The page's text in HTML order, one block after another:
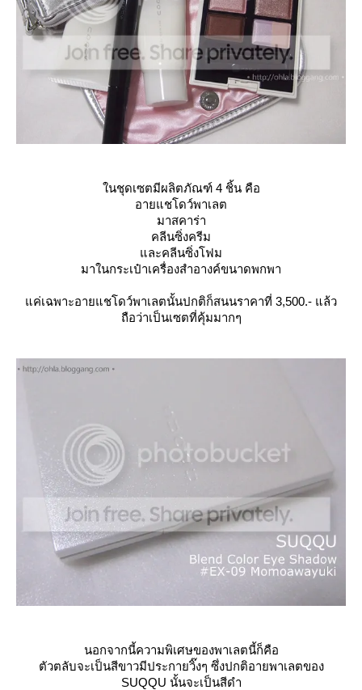
นชุดเซตมีผลิตภัณฑ์ 4 ชิ้น คือ
อายแชโดว์พาเลต
มาสคาร่า
คลีนซิ่งครีม
ละคลีนซิ่งโฟม
มาในกระเป๋าเครื่องสำอางค์ขนาดพกพา
ค่เฉพาะอายแชโดว์พาเลตนั้นปกติก็สนนราคาที่ 3,500.- แล้ว
ถือว่าเป็นเซตที่คุ้มมากๆ
นอกจากนี้ความพิเศษของพาเลตนี้ก็คือ
ตัวตลับจะเป็นสีขาวมีประกายวิ๊งๆ ซึ่งปกติอายพาเลตของ
SUQQU นั้นจะเป็นสีดำ